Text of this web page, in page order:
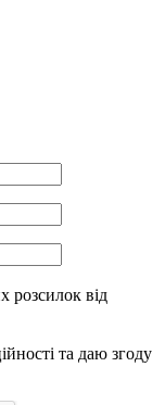
розсилок від
та даю згоду